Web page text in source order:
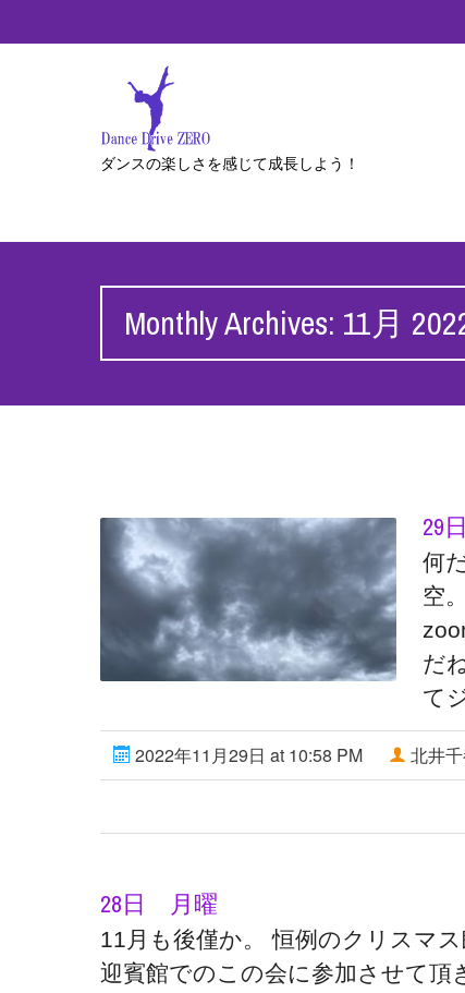
ダンスの楽しさを感じて成長しよう！
Monthly Archives: 11月
29
何
空
だ
て
2022年11月29日 at 10:58 PM 北井
28日 月曜
11月も後僅か。 恒例のクリスマ
迎賓館でのこの会に参加させて